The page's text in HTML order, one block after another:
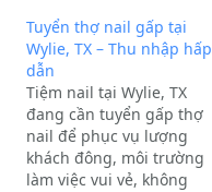
lương hấp dẫn: $1,400 -
$2,200/tuần.Bao lương
cao cho thợ có tay
nghề.Tiệm khu khách Mỹ
trắng, giá dịch vụ cao,
tiền…
Tuyển thợ nail gấp tại
Wylie, TX – Thu nhập hấp
dẫn
Tiệm nail tại Wylie, TX
đang cần tuyển gấp thợ
nail để phục vụ lượng
khách đông, môi trường
làm việc vui vẻ, không